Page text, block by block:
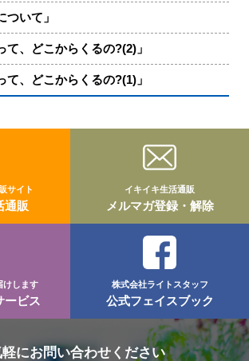
いて」
、どこからくるの?(2)」
、どこからくるの?(1)」
サイト
通販
イキイキ生活通販
メルマガ登録・解除
けします
ービス
株式会社ライトスタッフ
公式フェイスブック
軽にお問い合わせください